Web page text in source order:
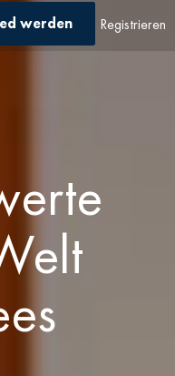
werden Registrieren